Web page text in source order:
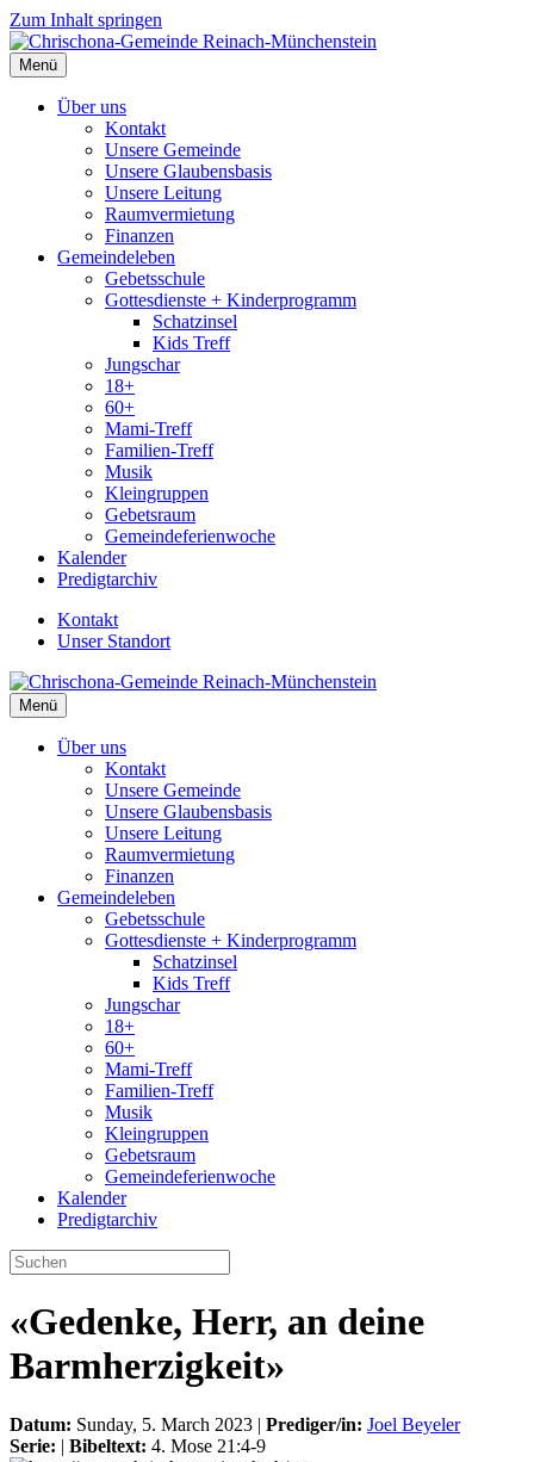
Zum Inhalt springen
Menü
Über uns
Kontakt
Unsere Gemeinde
Unsere Glaubensbasis
Unsere Leitung
Raumvermietung
Finanzen
Gemeindeleben
Gebetsschule
Gottesdienste + Kinderprogramm
Schatzinsel
Kids Treff
Jungschar
18+
60+
Mami-Treff
Familien-Treff
Musik
Kleingruppen
Gebetsraum
Gemeindeferienwoche
Kalender
Predigtarchiv
Kontakt
Unser Standort
Menü
Über uns
Kontakt
Unsere Gemeinde
Unsere Glaubensbasis
Unsere Leitung
Raumvermietung
Finanzen
Gemeindeleben
Gebetsschule
Gottesdienste + Kinderprogramm
Schatzinsel
Kids Treff
Jungschar
18+
60+
Mami-Treff
Familien-Treff
Musik
Kleingruppen
Gebetsraum
Gemeindeferienwoche
Kalender
Predigtarchiv
«Gedenke, Herr, an deine
Barmherzigkeit»
Datum: Sunday, 5. March 2023 | Prediger/in: Joel Beyeler
Serie: | Bibeltext: 4. Mose 21:4-9